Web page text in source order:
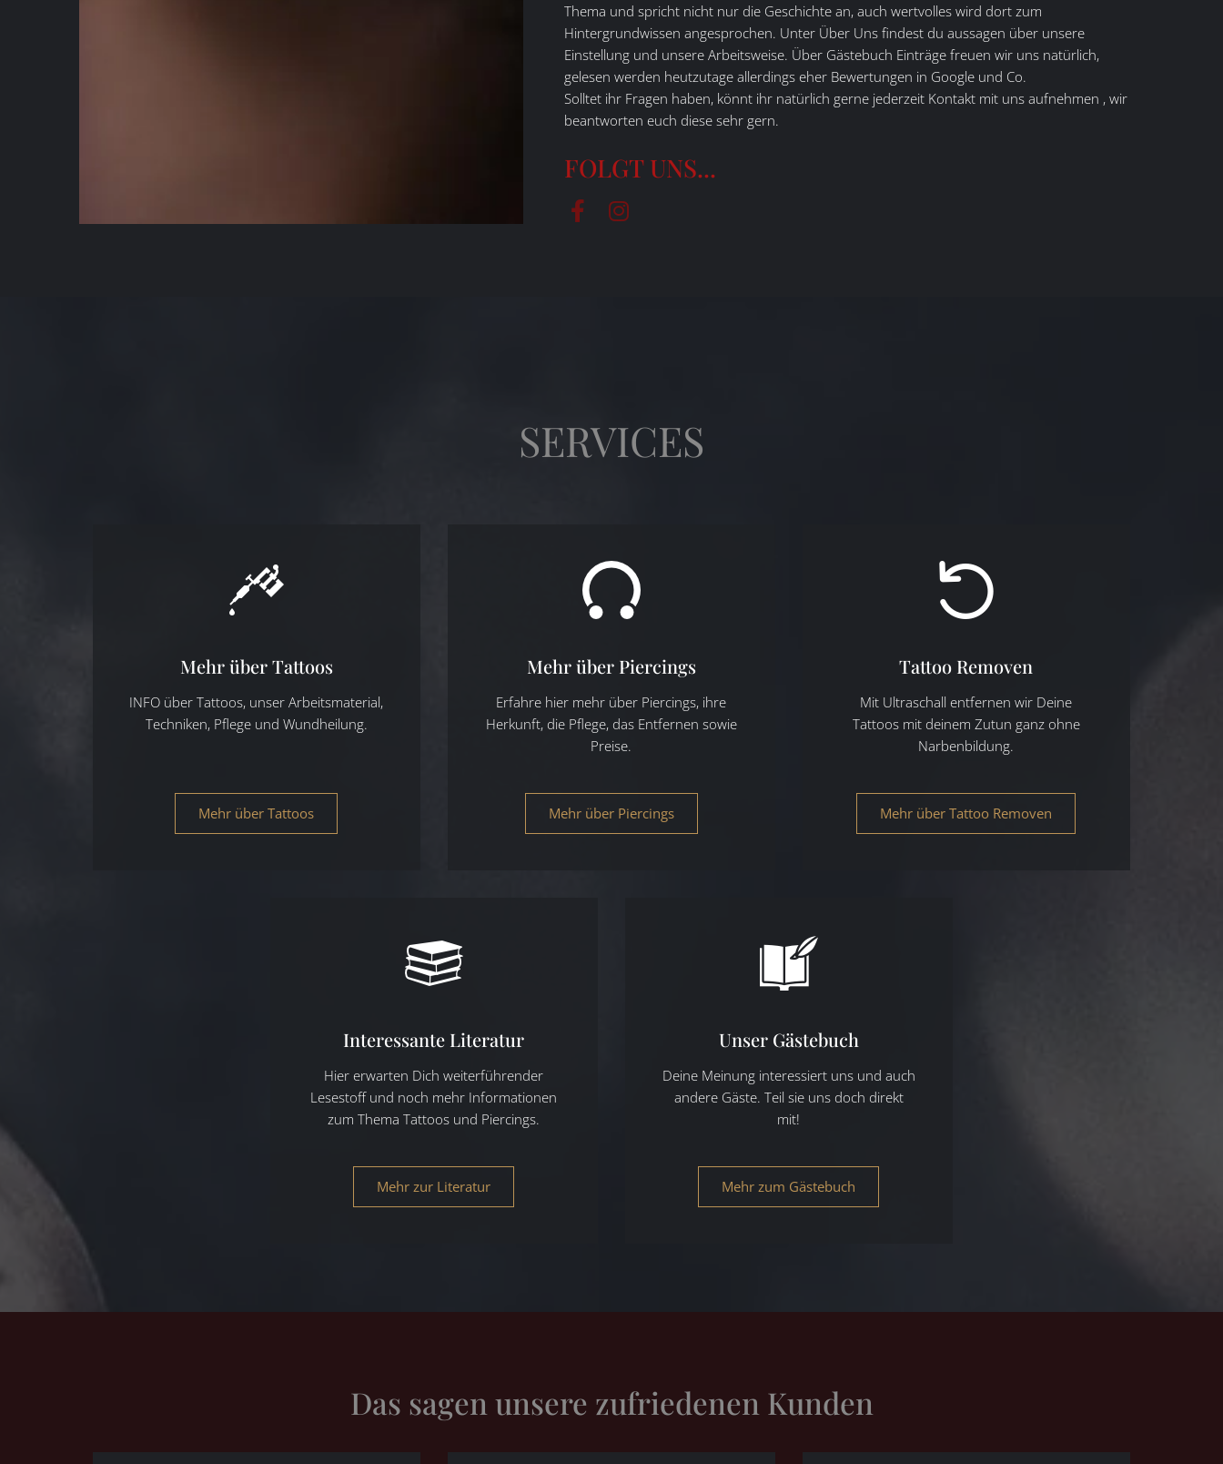
Thema und spricht nicht nur die Geschichte an, auch wertvolles wird dort zum
Hintergrundwissen angesprochen. Unter Über Uns findest du aussagen über unsere
Einstellung und unsere Arbeitsweise. Über Gästebuch Einträge freuen wir uns natürlich,
gelesen werden heutzutage allerdings eher Bewertungen in Google und Co.
Solltet ihr Fragen haben, könnt ihr natürlich gerne jederzeit Kontakt mit uns aufnehmen , wir
beantworten euch diese sehr gern.
FOLGT UNS...
SERVICES
Mehr über Tattoos
INFO über Tattoos, unser Arbeitsmaterial,
Techniken, Pflege und Wundheilung.
Mehr über Tattoos
Mehr über Piercings
Erfahre hier mehr über Piercings, ihre
Herkunft, die Pflege, das Entfernen sowie
Preise.
Mehr über Piercings
Tattoo Removen
Mit Ultraschall entfernen wir Deine
Tattoos mit deinem Zutun ganz ohne
Narbenbildung.
Mehr über Tattoo Removen
Interessante Literatur
Hier erwarten Dich weiterführender
Lesestoff und noch mehr Informationen
zum Thema Tattoos und Piercings.
Mehr zur Literatur
Unser Gästebuch
Deine Meinung interessiert uns und auch
andere Gäste. Teil sie uns doch direkt
mit!
Mehr zum Gästebuch
Das sagen unsere zufriedenen Kunden